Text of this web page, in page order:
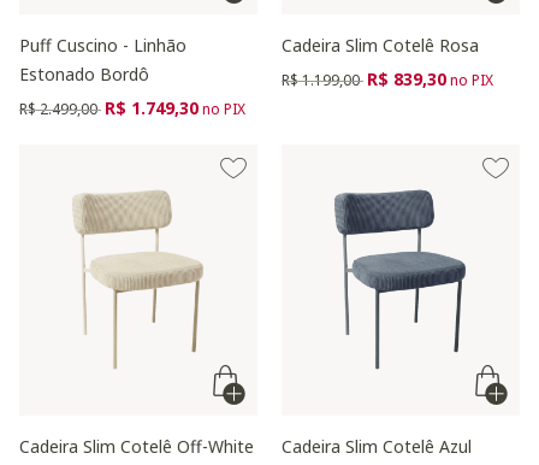
Puff Cuscino - Linhão
Estonado Bordô
Preço reduzido de
R$ 2.499,00 para
R$ 1.749,30no PIX
Cadeira Slim Cotelê Rosa
Preço reduzido de
R$ 1.199,00 para
R$ 839,30no PIX
Cadeira Slim Cotelê Off-White Cadeira Slim Cotelê Azul